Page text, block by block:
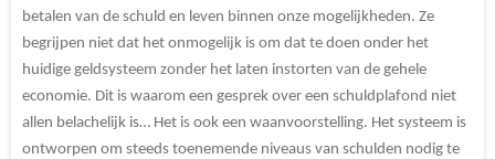
betalen van de schuld en leven binnen onze mogelijkheden. Ze
begrijpen niet dat het onmogelijk is om dat te doen onder het
huidige geldsysteem zonder het laten instorten van de gehele
economie. Dit is waarom een gesprek over een schuldplafond niet
allen belachelijk is… Het is ook een waanvoorstelling. Het systeem is
ontworpen om steeds toenemende niveaus van schulden nodig te